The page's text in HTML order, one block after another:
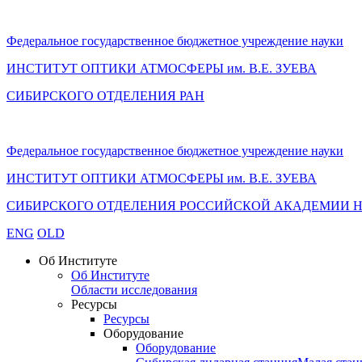
Федеральное государственное бюджетное учреждение науки
ИНСТИТУТ ОПТИКИ АТМОСФЕРЫ им. В.Е. ЗУЕВА
СИБИРСКОГО ОТДЕЛЕНИЯ РАН
Федеральное государственное бюджетное учреждение науки
ИНСТИТУТ ОПТИКИ АТМОСФЕРЫ им. В.Е. ЗУЕВА
СИБИРСКОГО ОТДЕЛЕНИЯ РОССИЙСКОЙ АКАДЕМИИ
ENG OLD
Об Институте
Об Институте
Области исследования
Ресурсы
Ресурсы
Оборудование
Оборудование